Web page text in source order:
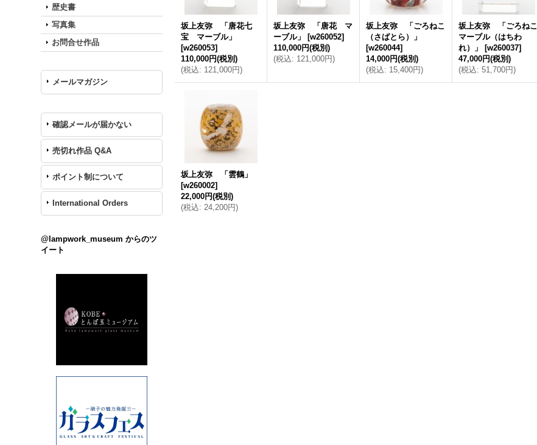
歴史書
写真集
お問合せ作品
メールマガジン
確認メールが届かない
売切れ作品 Q&A
ポイント制について
International Orders
@lampwork_museum からのツ
イート
坂上友弥 「唐花七
宝 マーブル」
[w260053]
110,000円(税別)
(税込: 121,000円)
坂上友弥 「唐花 マ
ーブル」
[w260052]
110,000円(税別)
(税込: 121,000円)
坂上友弥 「ごろねこ
（さばとら）」
[w260044]
14,000円(税別)
(税込: 15,400円)
坂上友弥 「ごろねこ
マーブル（はちわ
れ）」
[w260037]
47,000円(税別)
(税込: 51,700円)
坂上友弥 「雲鶴」
[w260002]
22,000円(税別)
(税込: 24,200円)